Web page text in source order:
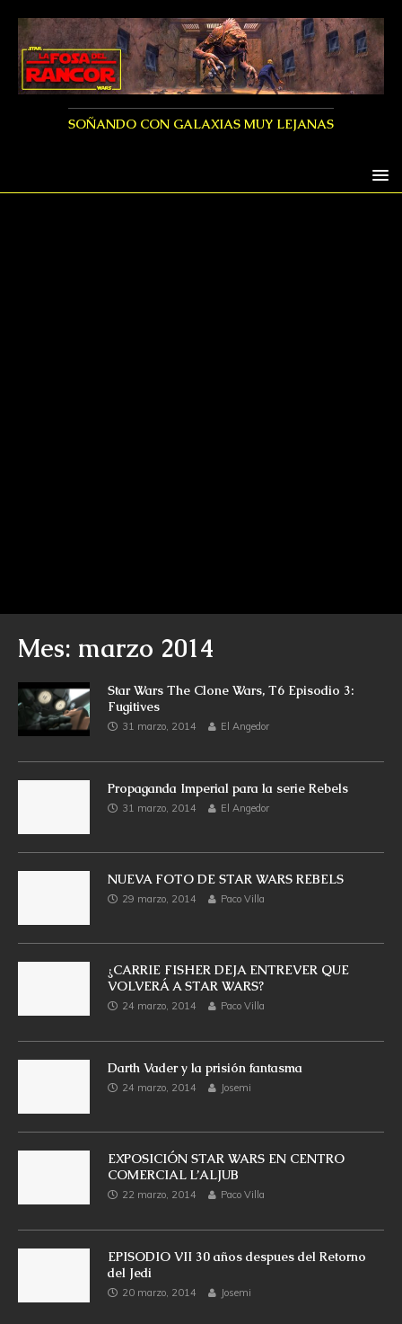
SOÑANDO CON GALAXIAS MUY LEJANAS
Mes: marzo 2014
Star Wars The Clone Wars, T6 Episodio 3:
Fugitives
31 marzo, 2014 El Angedor
Propaganda Imperial para la serie Rebels
31 marzo, 2014 El Angedor
NUEVA FOTO DE STAR WARS REBELS
29 marzo, 2014 Paco Villa
¿CARRIE FISHER DEJA ENTREVER QUE
VOLVERÁ A STAR WARS?
24 marzo, 2014 Paco Villa
Darth Vader y la prisión fantasma
24 marzo, 2014 Josemi
EXPOSICIÓN STAR WARS EN CENTRO
COMERCIAL L’ALJUB
22 marzo, 2014 Paco Villa
EPISODIO VII 30 años despues del Retorno
del Jedi
20 marzo, 2014 Josemi